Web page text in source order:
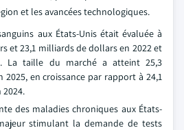
et les avancées technologiques.
aux États-Unis était évaluée à
et 23,1 milliards de dollars en 2022 et
La taille du marché a atteint 25,3
en croissance par rapport à 24,1
des maladies chroniques aux États-
stimulant la demande de tests